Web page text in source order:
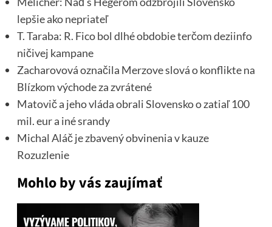
lepšie ako nepriateľ
T. Taraba: R. Fico bol dlhé obdobie terčom deziinfo
ničivej kampane
Zacharovová označila Merzove slová o konflikte na
Blízkom východe za zvrátené
Matovič a jeho vláda obrali Slovensko o zatiaľ 100
mil. eur a iné srandy
Michal Aláč je zbavený obvinenia v kauze
Rozuzlenie
Mohlo by vás zaujímať